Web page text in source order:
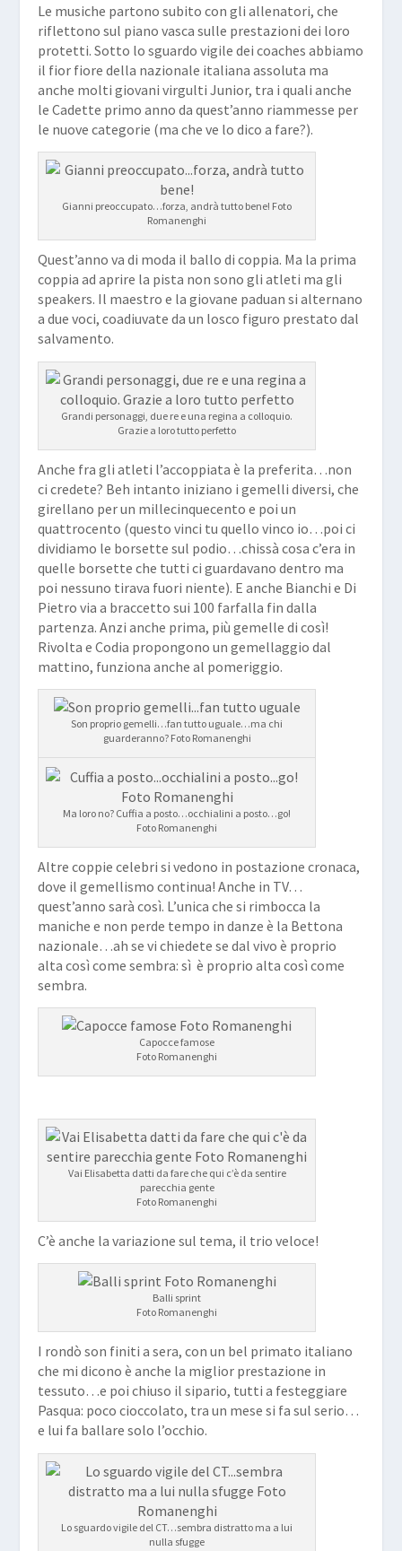
Le musiche partono subito con gli allenatori, che
riflettono sul piano vasca sulle prestazioni dei loro
protetti. Sotto lo sguardo vigile dei coaches abbiamo
il fior fiore della nazionale italiana assoluta ma
anche molti giovani virgulti Junior, tra i quali anche
le Cadette primo anno da quest’anno riammesse per
le nuove categorie (ma che ve lo dico a fare?).
Gianni preoccupato…forza, andrà tutto bene! Foto
Romanenghi
Quest’anno va di moda il ballo di coppia. Ma la prima
coppia ad aprire la pista non sono gli atleti ma gli
speakers. Il maestro e la giovane paduan si alternano
a due voci, coadiuvate da un losco figuro prestato dal
salvamento.
Grandi personaggi, due re e una regina a colloquio.
Grazie a loro tutto perfetto
Anche fra gli atleti l’accoppiata è la preferita…non
ci credete? Beh intanto iniziano i gemelli diversi, che
girellano per un millecinquecento e poi un
quattrocento (questo vinci tu quello vinco io…poi ci
dividiamo le borsette sul podio…chissà cosa c’era in
quelle borsette che tutti ci guardavano dentro ma
poi nessuno tirava fuori niente). E anche Bianchi e Di
Pietro via a braccetto sui 100 farfalla fin dalla
partenza. Anzi anche prima, più gemelle di così!
Rivolta e Codia propongono un gemellaggio dal
mattino, funziona anche al pomeriggio.
Son proprio gemelli…fan tutto uguale…ma chi
guarderanno? Foto Romanenghi
Ma loro no? Cuffia a posto…occhialini a posto…go!
Foto Romanenghi
Altre coppie celebri si vedono in postazione cronaca,
dove il gemellismo continua! Anche in TV…
quest’anno sarà così. L’unica che si rimbocca la
maniche e non perde tempo in danze è la Bettona
nazionale…ah se vi chiedete se dal vivo è proprio
alta così come sembra: sì è proprio alta così come
sembra.
Capocce famose
Foto Romanenghi
Vai Elisabetta datti da fare che qui c’è da sentire
parecchia gente
Foto Romanenghi
C’è anche la variazione sul tema, il trio veloce!
Balli sprint
Foto Romanenghi
I rondò son finiti a sera, con un bel primato italiano
che mi dicono è anche la miglior prestazione in
tessuto…e poi chiuso il sipario, tutti a festeggiare
Pasqua: poco cioccolato, tra un mese si fa sul serio…
e lui fa ballare solo l’occhio.
Lo sguardo vigile del CT…sembra distratto ma a lui
nulla sfugge